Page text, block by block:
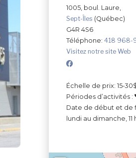
1005, boul. Laure,
Sept-Îles (Québec)
G4R 4S6
Téléphone: 418 968-
Visitez notre site Web
Échelle de prix: 15-30$
Périodes d’activités :
Date de début et de
lundi au dimanche, 11